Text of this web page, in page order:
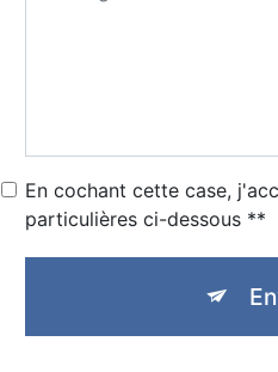
En cochant cette case,
particulières ci-dessous **